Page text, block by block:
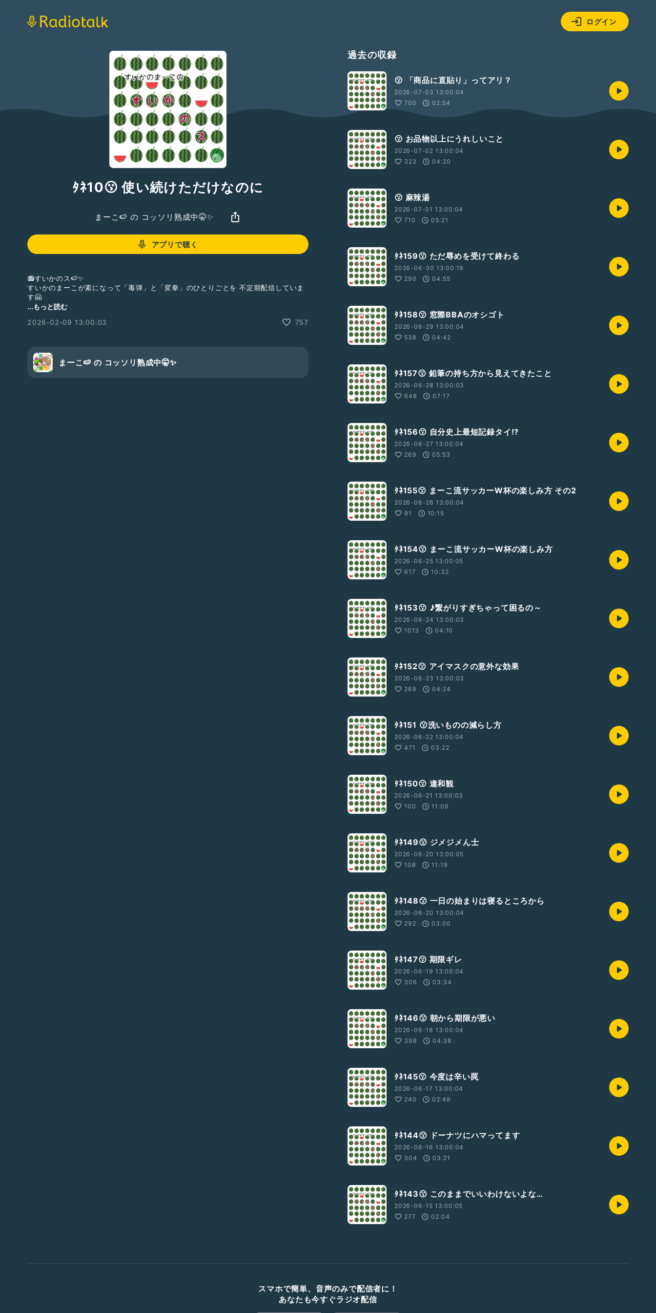
ログイン
ﾀﾈ10😗 使い続けただけなのに
まーこ🍉 の コッソリ熟成中🤫✨
アプリで聴く
📻すいかのス🍉✨
すいかのまーこが素になって「毒弾」と「変拳」のひとりごとを 不定期配信していま
す🤗
て 自分自身を人として熟成できたらいいなと思っています
#すいかのス #ハナシのネタ #ドライヤー
...もっと読む
2026-02-09 13:00:03
757
まーこ🍉 の コッソリ熟成中🤫✨
過去の収録
😗 「商品に直貼り」ってアリ？
2026-07-03 13:00:04
700
02:54
😗 お品物以上にうれしいこと
2026-07-02 13:00:04
323
04:20
😗 麻辣湯
2026-07-01 13:00:04
710
05:21
ﾀﾈ159😗 ただ辱めを受けて終わる
2026-06-30 13:00:19
290
04:55
ﾀﾈ158😗 窓際BBAのオシゴト
2026-06-29 13:00:04
538
04:42
ﾀﾈ157😗 鉛筆の持ち方から見えてきたこと
2026-06-28 13:00:03
648
07:17
ﾀﾈ156😗 自分史上最短記録タイ!?
2026-06-27 13:00:04
269
05:53
ﾀﾈ155😗 まーこ流サッカーW杯の楽しみ方 その2
2026-06-26 13:00:04
91
10:15
ﾀﾈ154😗 まーこ流サッカーW杯の楽しみ方
2026-06-25 13:00:05
617
10:32
ﾀﾈ153😗 ♪繋がりすぎちゃって困るの～
2026-06-24 13:00:03
1013
04:10
ﾀﾈ152😗 アイマスクの意外な効果
2026-06-23 13:00:03
268
04:24
ﾀﾈ151 😗洗いものの減らし方
2026-06-22 13:00:04
471
03:22
ﾀﾈ150😗 違和観
2026-06-21 13:00:03
100
11:06
ﾀﾈ149😗 ジメジメん士
2026-06-20 13:00:05
108
11:19
ﾀﾈ148😗 一日の始まりは寝るところから
2026-06-20 13:00:04
292
03:00
ﾀﾈ147😗 期限ギレ
2026-06-19 13:00:04
306
03:34
ﾀﾈ146😗 朝から期限が悪い
2026-06-18 13:00:04
398
04:38
ﾀﾈ145😗 今度は辛い罠
2026-06-17 13:00:04
240
02:48
ﾀﾈ144😗 ドーナツにハマってます
2026-06-16 13:00:04
304
03:21
ﾀﾈ143😗 このままでいいわけないよな…
2026-06-15 13:00:05
277
02:04
スマホで簡単、音声のみで配信者に！
あなたも今すぐラジオ配信